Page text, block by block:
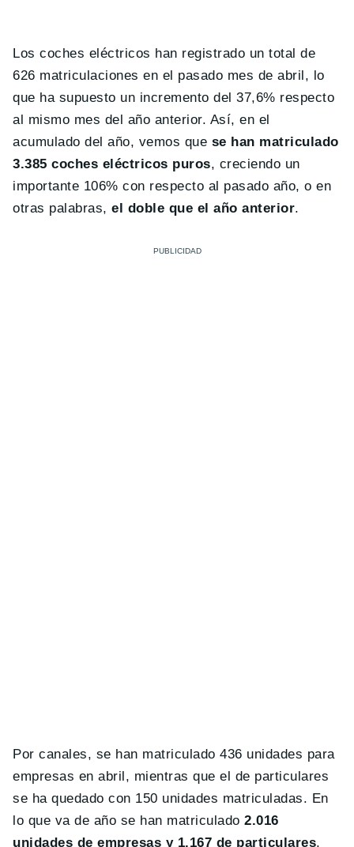
Los coches eléctricos han registrado un total de
626 matriculaciones en el pasado mes de abril, lo
que ha supuesto un incremento del 37,6% respecto
al mismo mes del año anterior. Así, en el
acumulado del año, vemos que se han matriculado
3.385 coches eléctricos puros, creciendo un
importante 106% con respecto al pasado año, o en
otras palabras,el doble que el año anterior.
Por canales, se han matriculado 436 unidades para
empresas en abril, mientras que el de particulares
se ha quedado con 150 unidades matriculadas. En
lo que va de año se han matriculado2.016
unidades de empresas y 1.167 de particulares,